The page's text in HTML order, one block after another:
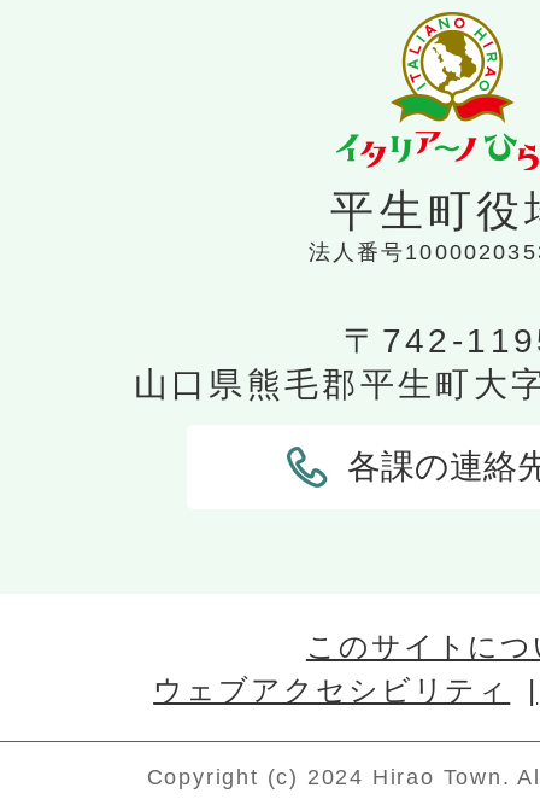
平生町役
法人番号
〒742-
山口県熊毛郡平生町大
各課の連絡
このサイトに
ウェブアクセシビリティ
Copyright (c) 2024 Hirao Town.